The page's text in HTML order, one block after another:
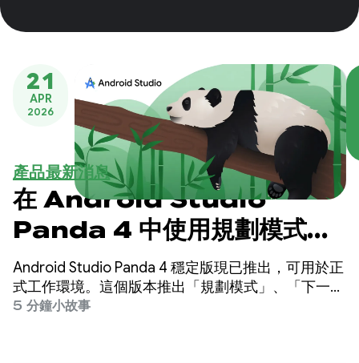
21
APR
2026
產品最新消息
在 Android Studio
Panda 4 中使用規劃模式和
下一個編輯預測功能，提升開
發作業效率
Android Studio Panda 4 穩定版現已推出，可用於正
式工作環境。這個版本推出「規劃模式」、「下一個
編輯預測」等功能，讓您更輕鬆地建構高品質
5 分鐘小故事